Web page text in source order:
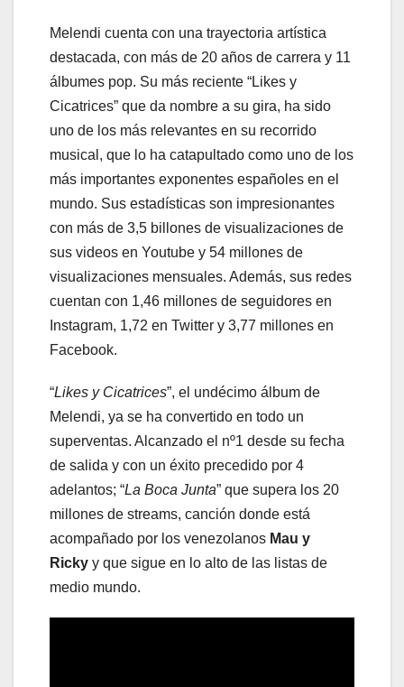
Melendi cuenta con una trayectoria artística
destacada, con más de 20 años de carrera y 11
álbumes pop. Su más reciente “Likes y
Cicatrices” que da nombre a su gira, ha sido
uno de los más relevantes en su recorrido
musical, que lo ha catapultado como uno de los
más importantes exponentes españoles en el
mundo. Sus estadísticas son impresionantes
con más de 3,5 billones de visualizaciones de
sus videos en Youtube y 54 millones de
visualizaciones mensuales. Además, sus redes
cuentan con 1,46 millones de seguidores en
Instagram, 1,72 en Twitter y 3,77 millones en
Facebook.
“Likes y Cicatrices”, el undécimo álbum de
Melendi, ya se ha convertido en todo un
superventas. Alcanzado el nº1 desde su fecha
de salida y con un éxito precedido por 4
adelantos; “La Boca Junta” que supera los 20
millones de streams, canción donde está
acompañado por los venezolanos Mau y
Ricky y que sigue en lo alto de las listas de
medio mundo.